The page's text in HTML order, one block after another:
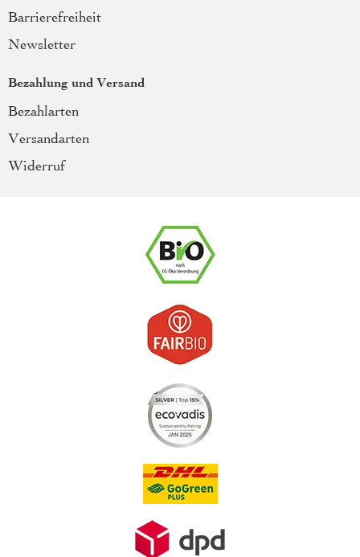
Barrierefreiheit
Newsletter
Bezahlung und Versand
Bezahlarten
Versandarten
Widerruf